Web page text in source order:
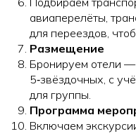
авиаперелёты,
для переездов,
Размещение
Бронируем отели
5‑звёздочных, с
для группы.
Программа
Включаем